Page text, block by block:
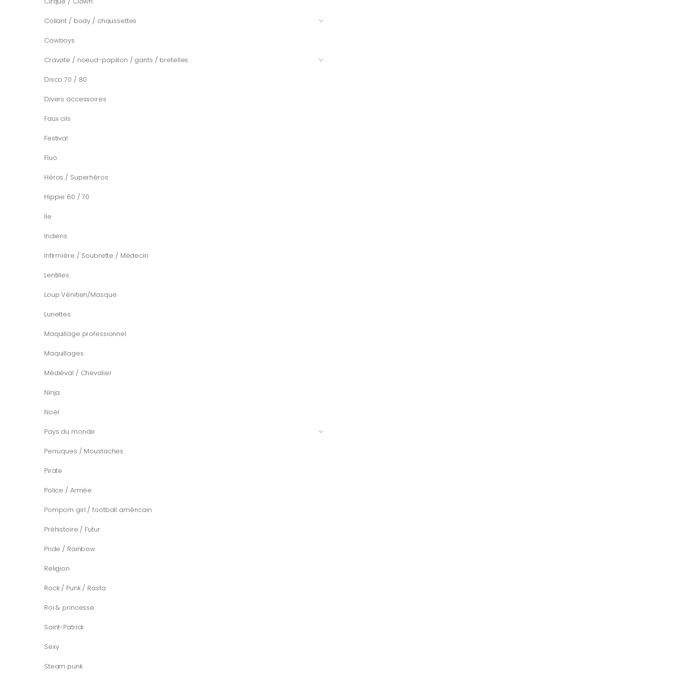
Collant / body / chaussettes
Cowboys
Cravate / noeud-papillon / gants / bretelles
Disco 70 / 80
Divers accessoires
Faux cils
Festival
Fluo
Héros / Superhéros
Hippie 60 / 70
île
Indiens
Infirmière / Soubrette / Médecin
Lentilles
Loup Vénitien/Masque
Lunettes
Maquillage professionnel
Maquillages
Médiéval / Chevalier
Ninja
Noël
Pays du monde
Perruques / Moustaches
Pirate
Police / Armée
Pompom girl / football américain
Préhistoire / Futur
Pride / Rainbow
Religion
Rock / Punk / Rasta
Roi & princesse
Saint-Patrick
Sexy
Steam punk